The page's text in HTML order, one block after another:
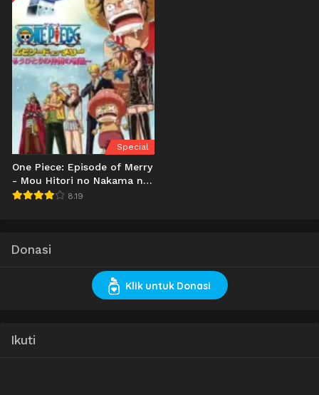
Special
One Piece: Episode of Merry
- Mou Hitori no Nakama no
Monogatari8.19
Donasi
Klik untuk Donasi
Ikuti